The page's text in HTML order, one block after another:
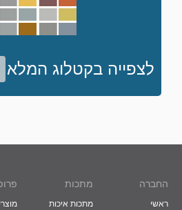
לצפייה בקטלוג המלא
החברה
ראשי
מתכות
מתכות איכות